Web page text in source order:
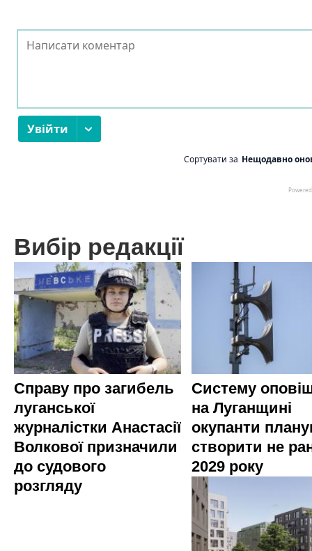
Вибір редакції
Справу про загибель
луганської
журналістки Анастасії
Волкової призначили
до судового
розгляду
Систему
на Луганщині
окупанти
створити не
2029 року